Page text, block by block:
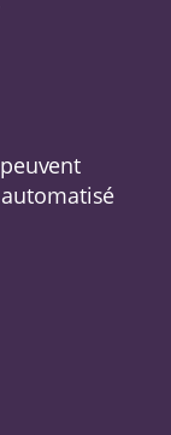
automatisé